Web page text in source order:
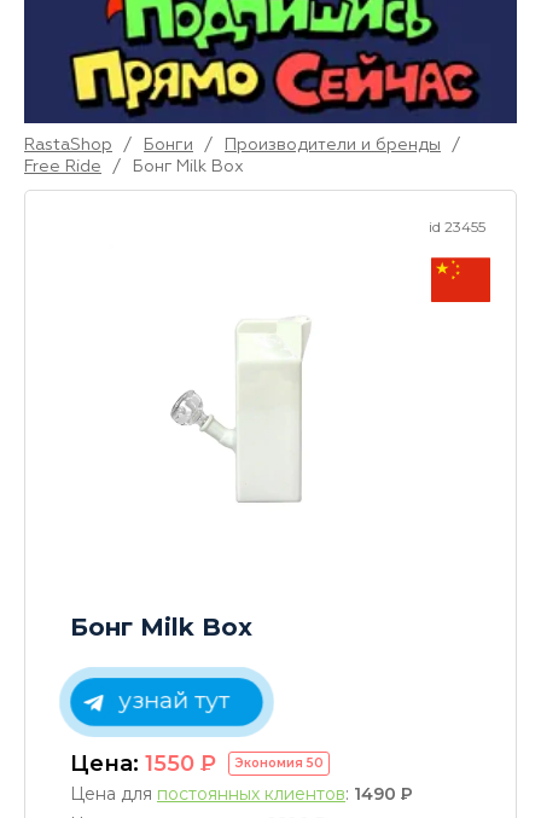
RastaShop / Бонги / Производители и бренды
/
Free Ride
/ Бонг Milk Box
id 23455
Бонг Milk Box
узнай тут
Цена: 1550 P Экономия 50
Цена для постоянных клиентов: 1490 P